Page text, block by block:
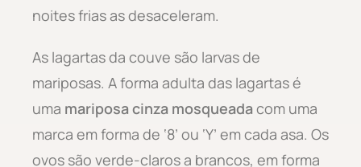
noites frias as desaceleram.
As lagartas da couve são larvas de
mariposas. A forma adulta das lagartas é
uma mariposa cinza mosqueada com uma
marca em forma de ‘8’ ou ‘Y’ em cada asa. Os
ovos são verde-claros a brancos, em forma